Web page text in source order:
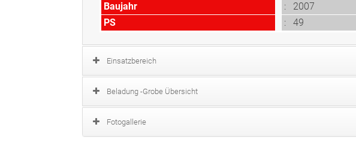
Baujahr
: 2007
PS
: 49
Einsatzbereich
Beladung -Grobe Übersicht
Fotogallerie